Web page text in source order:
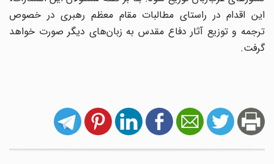
این اقدام در راستای مطالبات مقام معظم رهبری در خصوص
ترجمه و توزیع آثار دفاع مقدس به زبان‌های دیگر صورت خواهد
گرفت.